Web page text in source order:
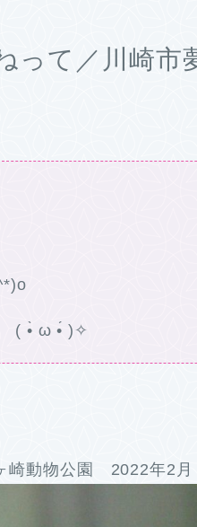
って／川崎市
( •̀ ω •́ )✧
崎動物公園 2022年2月